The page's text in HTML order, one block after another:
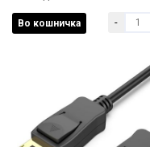
1.500 ден
Во кошничка -